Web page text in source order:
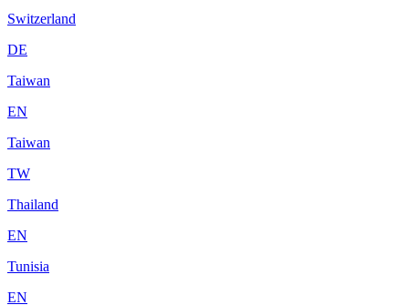
Switzerland
DE
Taiwan
EN
Taiwan
TW
Thailand
EN
Tunisia
EN